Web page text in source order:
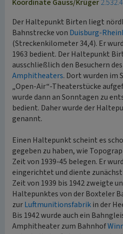
Koordinate Gauss/Krüger
Der Haltepunkt Birten liegt
Bahnstrecke von Duisburg-
(Streckenkilometer 34,4). Er
1963 bedient. Der Haltepunkt
ausschließlich den Besuchern
Amphitheaters. Dort wurden im
„Open-Air“-Theaterstücke
wurde dann an Sonntagen zu
bedient. Daher wurde der
genannt.
Einen Haltepunkt scheint es
gegeben zu haben, wie
Zeit von 1939-45 belegen. Er
eingerichtet und diente
Zeit von 1939 bis 1942 zweigte
Haltepunktes von der Boxteler
zurLuftmunitionsfabrikin der
Bis 1942 wurde auch ein
Amphitheater zum Bahnhof